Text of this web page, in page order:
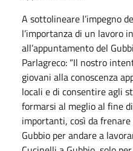
A sottolineare l’impegno
l’importanza di un lavoro
all’appuntamento del
Parlagreco: “Il nostro
giovani alla conoscenza
locali e di consentire agli
formarsi al meglio al fine
importanti, così da frenare
Gubbio per andare a